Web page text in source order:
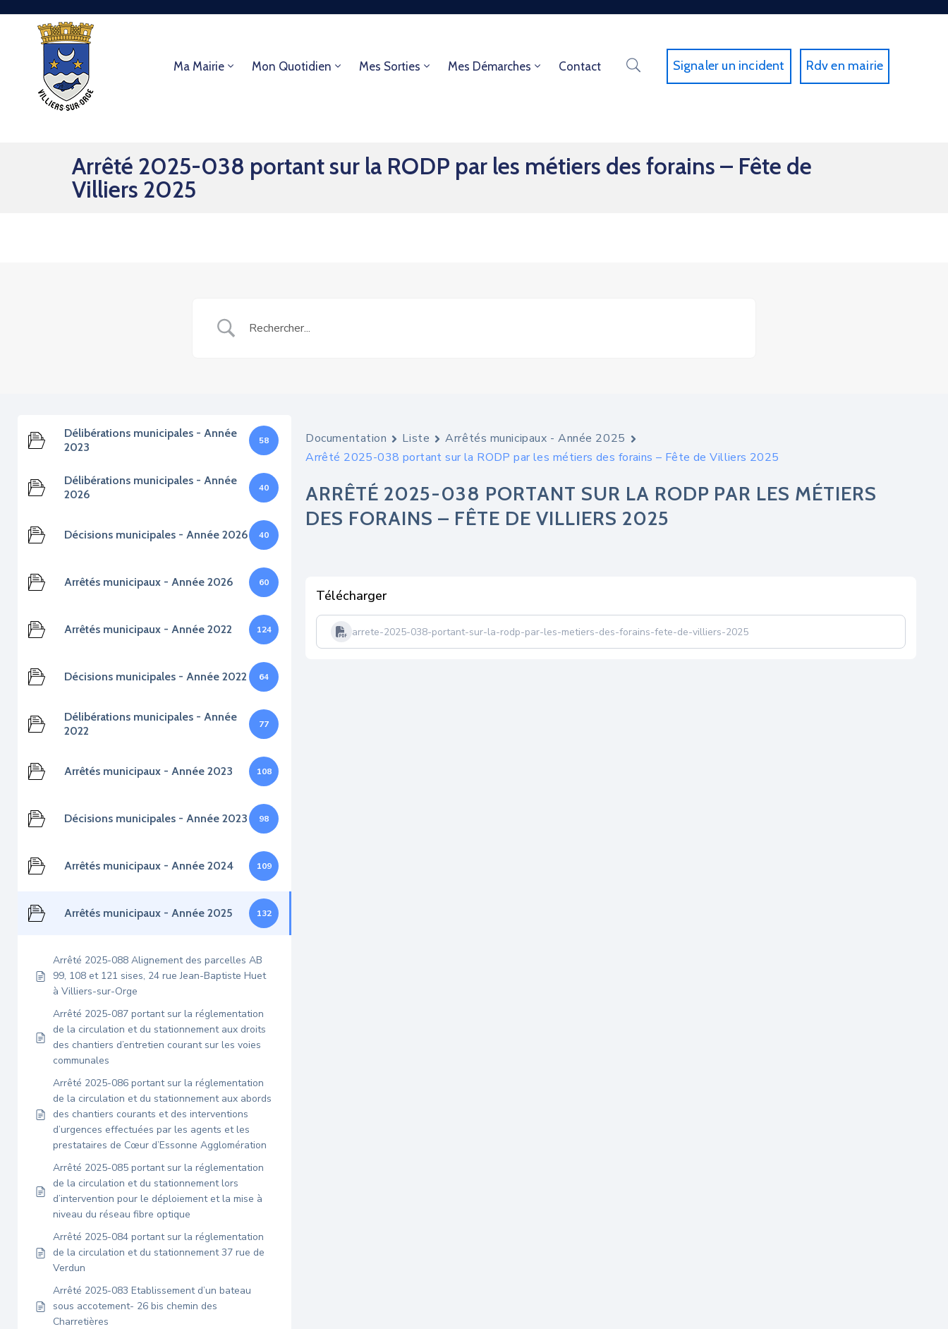
Ma Mairie Mon Quotidien Mes Sorties Mes Démarches Contact Signaler un incident Rdv en mairie
Arrêté 2025-038 portant sur la RODP par les métiers des forains – Fête de
Villiers 2025
Délibérations municipales - Année
2023
58
Délibérations municipales - Année
2026
40
Décisions municipales - Année 2026 40
Arrêtés municipaux - Année 2026 60
Arrêtés municipaux - Année 2022 124
Décisions municipales - Année 2022 64
Délibérations municipales - Année
2022
77
Arrêtés municipaux - Année 2023 108
Décisions municipales - Année 2023 98
Arrêtés municipaux - Année 2024 109
Arrêtés municipaux - Année 2025 132
Arrêté 2025-088 Alignement des parcelles AB
99, 108 et 121 sises, 24 rue Jean-Baptiste Huet
à Villiers-sur-Orge
Arrêté 2025-087 portant sur la réglementation
de la circulation et du stationnement aux droits
des chantiers d’entretien courant sur les voies
communales
Arrêté 2025-086 portant sur la réglementation
de la circulation et du stationnement aux abords
des chantiers courants et des interventions
d’urgences effectuées par les agents et les
prestataires de Cœur d’Essonne Agglomération
Arrêté 2025-085 portant sur la réglementation
de la circulation et du stationnement lors
d’intervention pour le déploiement et la mise à
niveau du réseau fibre optique
Arrêté 2025-084 portant sur la réglementation
de la circulation et du stationnement 37 rue de
Verdun
Arrêté 2025-083 Etablissement d’un bateau
sous accotement- 26 bis chemin des
Charretières
Documentation Liste
Arrêtés municipaux - Année 2025
Arrêté 2025-038 portant sur la RODP par les métiers des forains – Fête de Villiers 2025
ARRÊTÉ 2025-038 PORTANT SUR LA RODP PAR LES MÉTIERS
DES FORAINS – FÊTE DE VILLIERS 2025
Télécharger
arrete-2025-038-portant-sur-la-rodp-par-les-metiers-des-forains-fete-de-villiers-2025